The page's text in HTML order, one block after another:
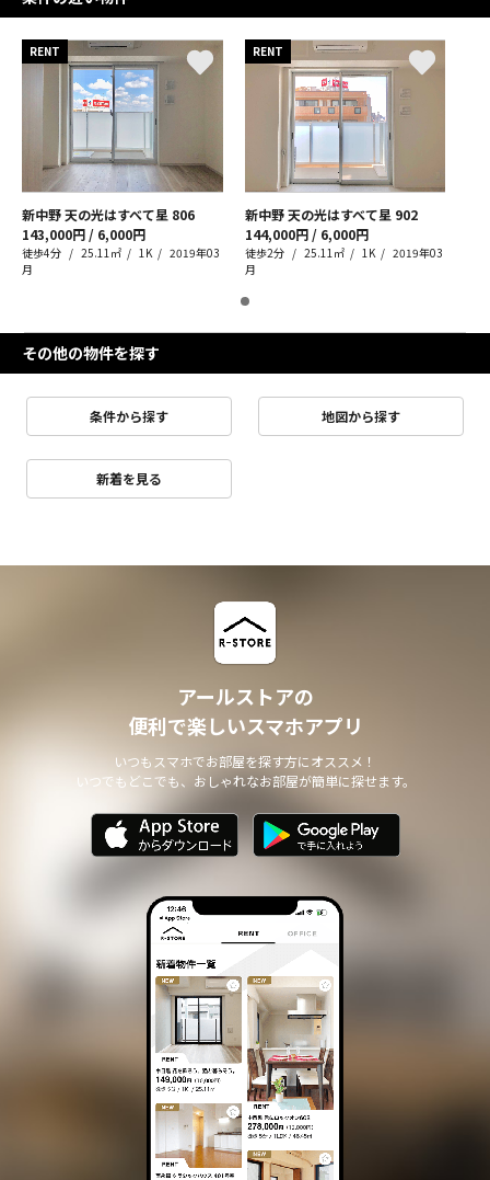
RENT
新中野 天の光はすべて星 806
143,000円 / 6,000円
徒歩4分 25.11㎡ 1K
2019年03
月
RENT
新中野 天の光はすべて星 902
144,000円 / 6,000円
徒歩2分 25.11㎡ 1K
2019年03
月
その他の物件を探す
条件から探す 地図から探す
新着を見る
アールストアの
便利で楽しいスマホアプリ
いつもスマホでお部屋を探す方にオススメ！
いつでもどこでも、おしゃれなお部屋が簡単に探せます。